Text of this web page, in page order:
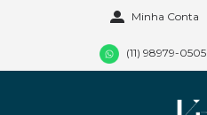
Minha Conta
(11) 98979-0505